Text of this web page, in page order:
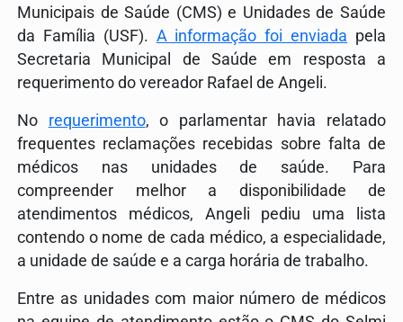
Municipais de Saúde (CMS) e Unidades de Saúde
da Família (USF). A informação foi enviada pela
Secretaria Municipal de Saúde em resposta a
requerimento do vereador Rafael de Angeli.
No requerimento, o parlamentar havia relatado
frequentes reclamações recebidas sobre falta de
médicos nas unidades de saúde. Para
compreender melhor a disponibilidade de
atendimentos médicos, Angeli pediu uma lista
contendo o nome de cada médico, a especialidade,
a unidade de saúde e a carga horária de trabalho.
Entre as unidades com maior número de médicos